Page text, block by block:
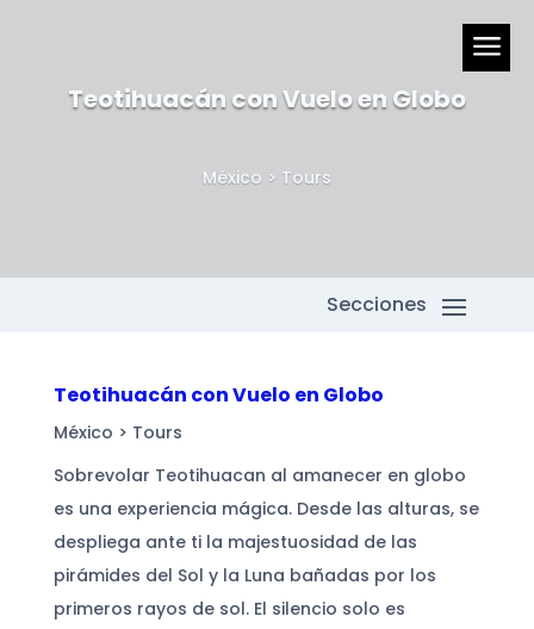
a
Teotihuacán con Vuelo en Globo
México > Tours
Teotihuacán con Vuelo en Globo
México > Tours
Sobrevolar Teotihuacan al amanecer en globo
es una experiencia mágica. Desde las alturas, se
despliega ante ti la majestuosidad de las
pirámides del Sol y la Luna bañadas por los
primeros rayos de sol. El silencio solo es